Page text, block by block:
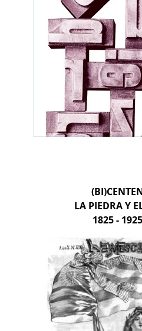
LA PIEDRA Y
1825 -